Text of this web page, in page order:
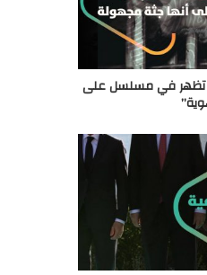
تظهر في مسلسل على